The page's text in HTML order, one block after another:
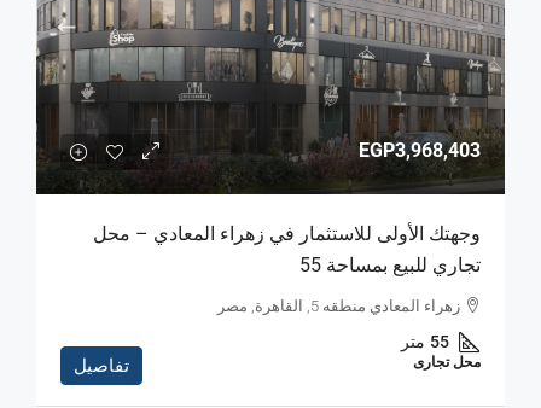
EGP3,968,403
وجهتك الأولى للاستثمار في زهراء المعادي – محل
تجاري للبيع بمساحة 55
زهراء المعادي منطقه 5, القاهرة, مصر
55 متر
محل تجارى تفاصيل